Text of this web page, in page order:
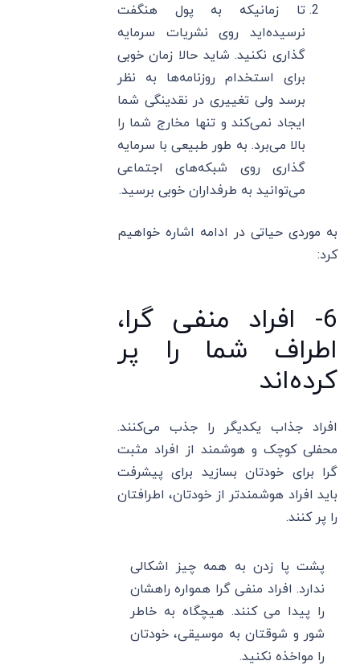
تا زمانیکه به پول هنگفت
نرسیده‌اید روی نشریات سرمایه
گذاری نکنید. شاید حالا زمان خوبی
برای استخدام روزنامه‌ها به نظر
برسد ولی تغییری در نقدینگی شما
ایجاد نمی‌کند و تنها مخارج شما را
بالا می‌برد. به طور طبیعی با سرمایه
گذاری روی شبکه‌های اجتماعی
می‌توانید به طرفداران خوبی برسید.
به موردی حیاتی در ادامه اشاره خواهیم
کرد:
6- افراد منفی گرا،
اطراف شما را پر
کرده‌اند
افراد جذاب یکدیگر را جذب می‌کنند.
محفلی کوچک و هوشمند از افراد مثبت
گرا برای خودتان بسازید برای پیشرفت
باید افراد هوشمندتر از خودتان، اطرافتان
را پر کنند.
پشت پا زدن به همه چیز اشکالی
ندارد. افراد منفی گرا همواره راهشان
را پیدا می کنند. هیچگاه به خاطر
شور و شوقتان به موسیقی، خودتان
را مواخذه نکنید.